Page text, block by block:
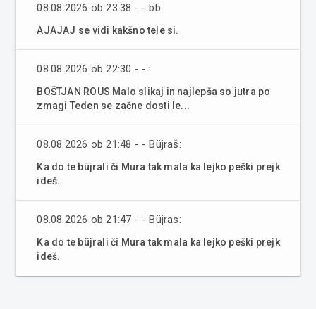
08.08.2026 ob 23:38 - - bb:
AJAJAJ se vidi kakšno tele si.
08.08.2026 ob 22:30 - - :
BOŠTJAN ROUS Malo slikaj in najlepša so jutra po
zmagi Teden se začne dosti le...
08.08.2026 ob 21:48 - - Büjraš:
Ka do te büjrali či Mura tak mala ka lejko peški prejk
ideš.
08.08.2026 ob 21:47 - - Büjras:
Ka do te büjrali či Mura tak mala ka lejko peški prejk
ideš.